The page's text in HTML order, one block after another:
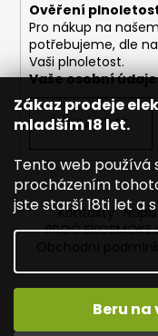
Zákaz prodeje
mladším 18 let.
Tento web používá
procházením
jste starší 18ti let a
Beru
Ověření
Pro nákup na
potřebujeme, dle
Vaši plnoletost.
Vaše osobní
PŘIHLÁSIT SE
Kontakty
PROČ
Obchodní